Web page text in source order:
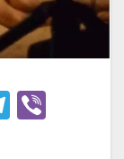
T